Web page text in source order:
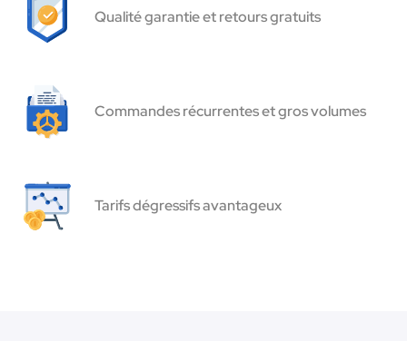
Qualité garantie et retours gratuits
Commandes récurrentes et gros volumes
Tarifs dégressifs avantageux